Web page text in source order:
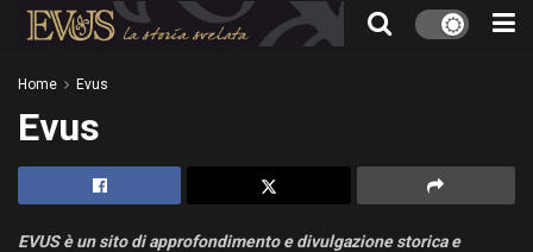
Home Evus
Evus
EVUS è un sito di approfondimento e divulgazione storica e